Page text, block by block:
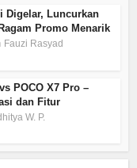
Digelar, Luncurkan
Promo Menarik
Fauzi Rasyad
POCO X7 Pro –
dan Fitur
W. P.